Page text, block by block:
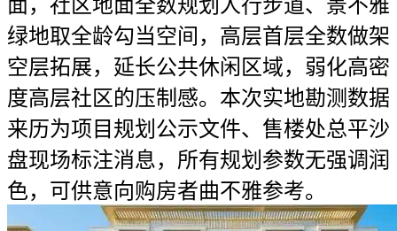
面，社区地面全数规划人行步道、景不雅
绿地取全龄勾当空间，高层首层全数做架
空层拓展，延长公共休闲区域，弱化高密
度高层社区的压制感。本次实地勘测数据
来历为项目规划公示文件、售楼处总平沙
盘现场标注消息，所有规划参数无强调润
色，可供意向购房者曲不雅参考。